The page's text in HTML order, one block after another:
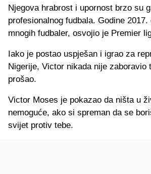
Njegova hrabrost i upornost brzo su
profesionalnog fudbala. Godine
mnogih fudbaler, osvojio je Premier
Iako je postao uspješan i igrao za
Nigerije, Victor nikada nije zaboravio
prošao.
Victor Moses je pokazao da ništa u
nemoguće, ako si spreman da se
svijet protiv tebe.